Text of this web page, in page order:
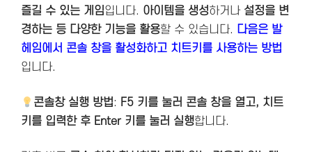
즐길 수 있는 게임입니다. 아이템을 생성하거나 설정을 변
경하는 등 다양한 기능을 활용할 수 있습니다. 다음은 발
헤임에서 콘솔 창을 활성화하고 치트키를 사용하는 방법
입니다.
콘솔창 실행 방법: F5 키를 눌러 콘솔 창을 열고, 치트
키를 입력한 후 Enter 키를 눌러 실행합니다.